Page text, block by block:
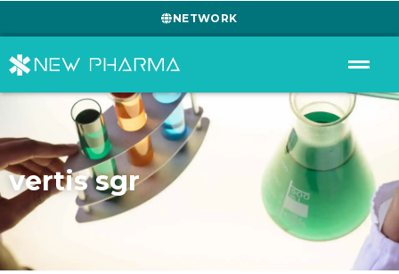
NETWORK
vertis sgr